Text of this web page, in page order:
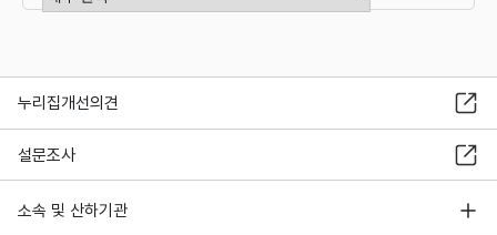
누리집개선의견
설문조사
소속 및 산하기관